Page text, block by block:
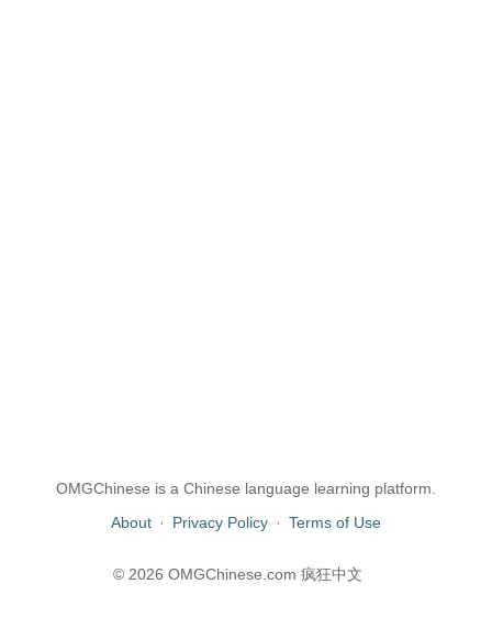
OMGChinese is a Chinese language learning platform.
About · Privacy Policy · Terms of Use
© 2026 OMGChinese.com 疯狂中文